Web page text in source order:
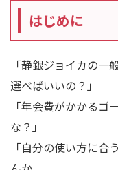
はじめに
「静銀ジョイカの一
選べばいいの？」
「年会費がかかる
な？」
「自分の使い方に